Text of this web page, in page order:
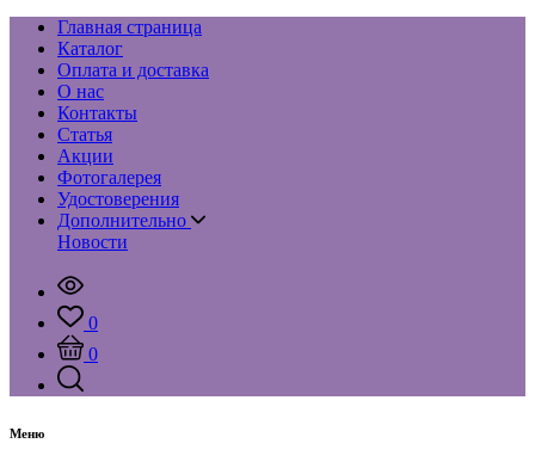
Главная страница
Каталог
Оплата и доставка
О нас
Контакты
Статья
Акции
Фотогалерея
Удостоверения
Дополнительно
Новости
0
0
Меню